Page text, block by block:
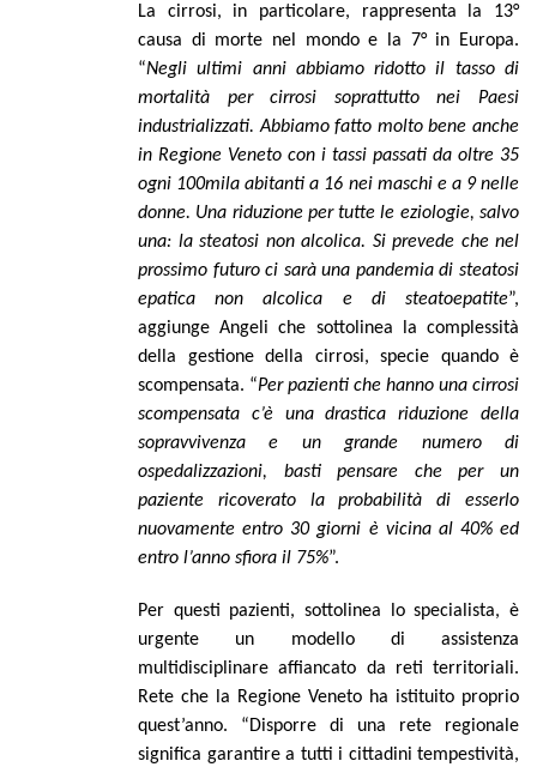
La cirrosi, in particolare, rappresenta la 13°
causa di morte nel mondo e la 7° in Europa.
“Negli ultimi anni abbiamo ridotto il tasso di
mortalità per cirrosi soprattutto nei Paesi
industrializzati. Abbiamo fatto molto bene anche
in Regione Veneto con i tassi passati da oltre 35
ogni 100mila abitanti a 16 nei maschi e a 9 nelle
donne. Una riduzione per tutte le eziologie, salvo
una: la steatosi non alcolica. Si prevede che nel
prossimo futuro ci sarà una pandemia di steatosi
epatica non alcolica e di steatoepatite”,
aggiunge Angeli che sottolinea la complessità
della gestione della cirrosi, specie quando è
scompensata. “Per pazienti che hanno una cirrosi
scompensata c’è una drastica riduzione della
sopravvivenza e un grande numero di
ospedalizzazioni, basti pensare che per un
paziente ricoverato la probabilità di esserlo
nuovamente entro 30 giorni è vicina al 40% ed
entro l’anno sfiora il 75%”.
Per questi pazienti, sottolinea lo specialista, è
urgente un modello di assistenza
multidisciplinare affiancato da reti territoriali.
Rete che la Regione Veneto ha istituito proprio
quest’anno. “Disporre di una rete regionale
significa garantire a tutti i cittadini tempestività,